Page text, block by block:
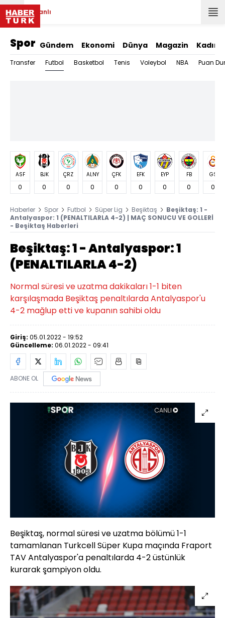
Canlı
Spor Gündem Ekonomi Dünya Magazin Kadın
Transfer Futbol Basketbol Tenis Voleybol NBA Puan
ASF
0
BJK
0
ÇRZ
0
ALNY
0
ÇFK
0
EFK
0
EYP
0
FB
0
GS
0
Haberler Spor Futbol Süper Lig Beşiktaş
Beşiktaş: 1 -
Antalyaspor: 1 (PENALTILARLA 4-2) | MAÇ SONUCU VE GOLLERİ
- Beşiktaş Haberleri
Beşiktaş: 1 - Antalyaspor: 1
(PENALTILARLA 4-2)
Normal süresi ve uzatma dakikaları 1-1 biten
karşılaşmada Beşiktaş penaltılarda Antalyaspor'u
4-2 mağlup etti ve kupanın sahibi oldu
Giriş: 05.01.2022 - 19:52
Güncelleme: 06.01.2022 - 09:41
ABONE OL
Beşiktaş, normal süresi ve uzatma bölümü 1-1
tamamlanan Turkcell Süper Kupa maçında Fraport
TAV Antalyaspor'a penaltılarda 4-2 üstünlük
kurarak şampiyon oldu.